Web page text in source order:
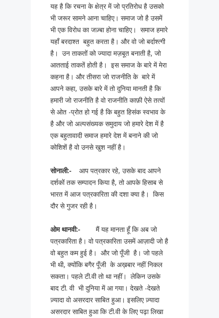
यह है कि रचना के क्षेत्र में जो प्रतिरोध है उसको
भी जरूर सामने आना चाहिए। समाज जो है उसमें
भी एक विरोध का जज़्बा होना चाहिए। समाज हमारे
यहाँ बरदाश्त बहुत करता है। और वो जो बर्दाश्त्गी
है। उन ताकतों को ज्यादा मज़बूत बनाती है, जो
आतताई ताकतें होती है। इस समाज के बारे में मेरा
कहना है। और तीसरा जो राजनीति के बारे में
आपने कहा, उसके बारे में तो दुनिया मानती है कि
हमारी जो राजनीति है वो राजनीति काफ़ी ऐसे तत्वों
से ओत -प्रोत हो गई है कि बहुत हिसंक स्वभाव के
है और जो अल्पसंख्यक समुदाय जो हमारे देश में है
एक बहुतावादी समाज हमारे देश में बनाने की जो
कोशिशें है वो उनसे खुश नहीं है।
सोनाली:- आप पत्रकार रहे, उसके बाद आपने
दर्शकों तक सम्पादन किया है, तो आपके हिसाब से
भारत में आज पत्रकारिता की दशा क्या है। किस
दौर से गुजर रही है।
ओम थानवी:-मैं यह मानता हूँ कि अब जो
पत्रकारिता है। वो पत्रकारिता उसमें आज़ादी जो है
वो बहुत कम हुई है। और जो पूँजी है। जो पहले
भी थी, क्योंकि बगैर पूँजी के अख़बार नहीं निकल
सकता। पहले टी.वी तो था नहीं। लेकिन उसके
बाद टी. वी भी दुनिया में आ गया। देखते -देखते
ज़्यादा वो असरदार साबित हुआ। इसलिए ज़्यादा
असरदार साबित हुआ कि टी.वी के लिए पढ़ा लिखा